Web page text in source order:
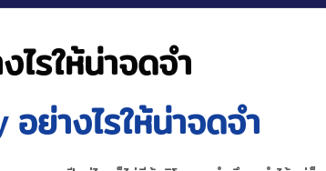
รให้น่าจดจำ
ย่างไรให้น่าจดจำ